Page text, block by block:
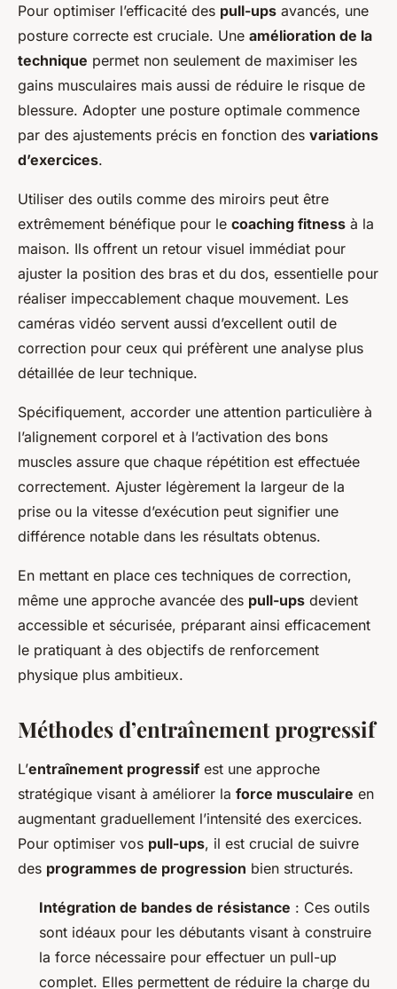
Pour optimiser l’efficacité des pull-ups avancés, une
posture correcte est cruciale. Une amélioration de la
technique permet non seulement de maximiser les
gains musculaires mais aussi de réduire le risque de
blessure. Adopter une posture optimale commence
par des ajustements précis en fonction des variations
d’exercices.
Utiliser des outils comme des miroirs peut être
extrêmement bénéfique pour le coaching fitness à la
maison. Ils offrent un retour visuel immédiat pour
ajuster la position des bras et du dos, essentielle pour
réaliser impeccablement chaque mouvement. Les
caméras vidéo servent aussi d’excellent outil de
correction pour ceux qui préfèrent une analyse plus
détaillée de leur technique.
Spécifiquement, accorder une attention particulière à
l’alignement corporel et à l’activation des bons
muscles assure que chaque répétition est effectuée
correctement. Ajuster légèrement la largeur de la
prise ou la vitesse d’exécution peut signifier une
différence notable dans les résultats obtenus.
En mettant en place ces techniques de correction,
même une approche avancée des pull-ups devient
accessible et sécurisée, préparant ainsi efficacement
le pratiquant à des objectifs de renforcement
physique plus ambitieux.
Méthodes d’entraînement progressif
L’entraînement progressif est une approche
stratégique visant à améliorer la force musculaire en
augmentant graduellement l’intensité des exercices.
Pour optimiser vos pull-ups, il est crucial de suivre
des programmes de progression bien structurés.
Intégration de bandes de résistance : Ces outils
sont idéaux pour les débutants visant à construire
la force nécessaire pour effectuer un pull-up
complet. Elles permettent de réduire la charge du